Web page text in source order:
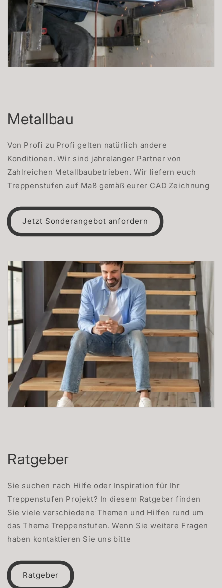
Metallbau
Von Profi zu Profi gelten natürlich andere
Konditionen. Wir sind jahrelanger Partner von
Zahlreichen Metallbaubetrieben. Wir liefern euch
Treppenstufen auf Maß gemäß eurer CAD Zeichnung
Jetzt Sonderangebot anfordern
Ratgeber
Sie suchen nach Hilfe oder Inspiration für Ihr
Treppenstufen Projekt? In diesem Ratgeber finden
Sie viele verschiedene Themen und Hilfen rund um
das Thema Treppenstufen. Wenn Sie weitere Fragen
haben kontaktieren Sie uns bitte
Ratgeber